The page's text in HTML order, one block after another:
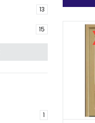
13
15
1